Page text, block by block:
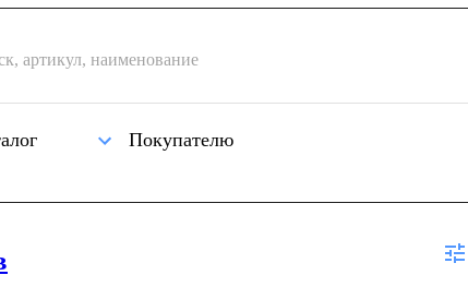
Покупателю